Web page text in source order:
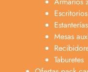
Estanterías
Mesas
Taburetes